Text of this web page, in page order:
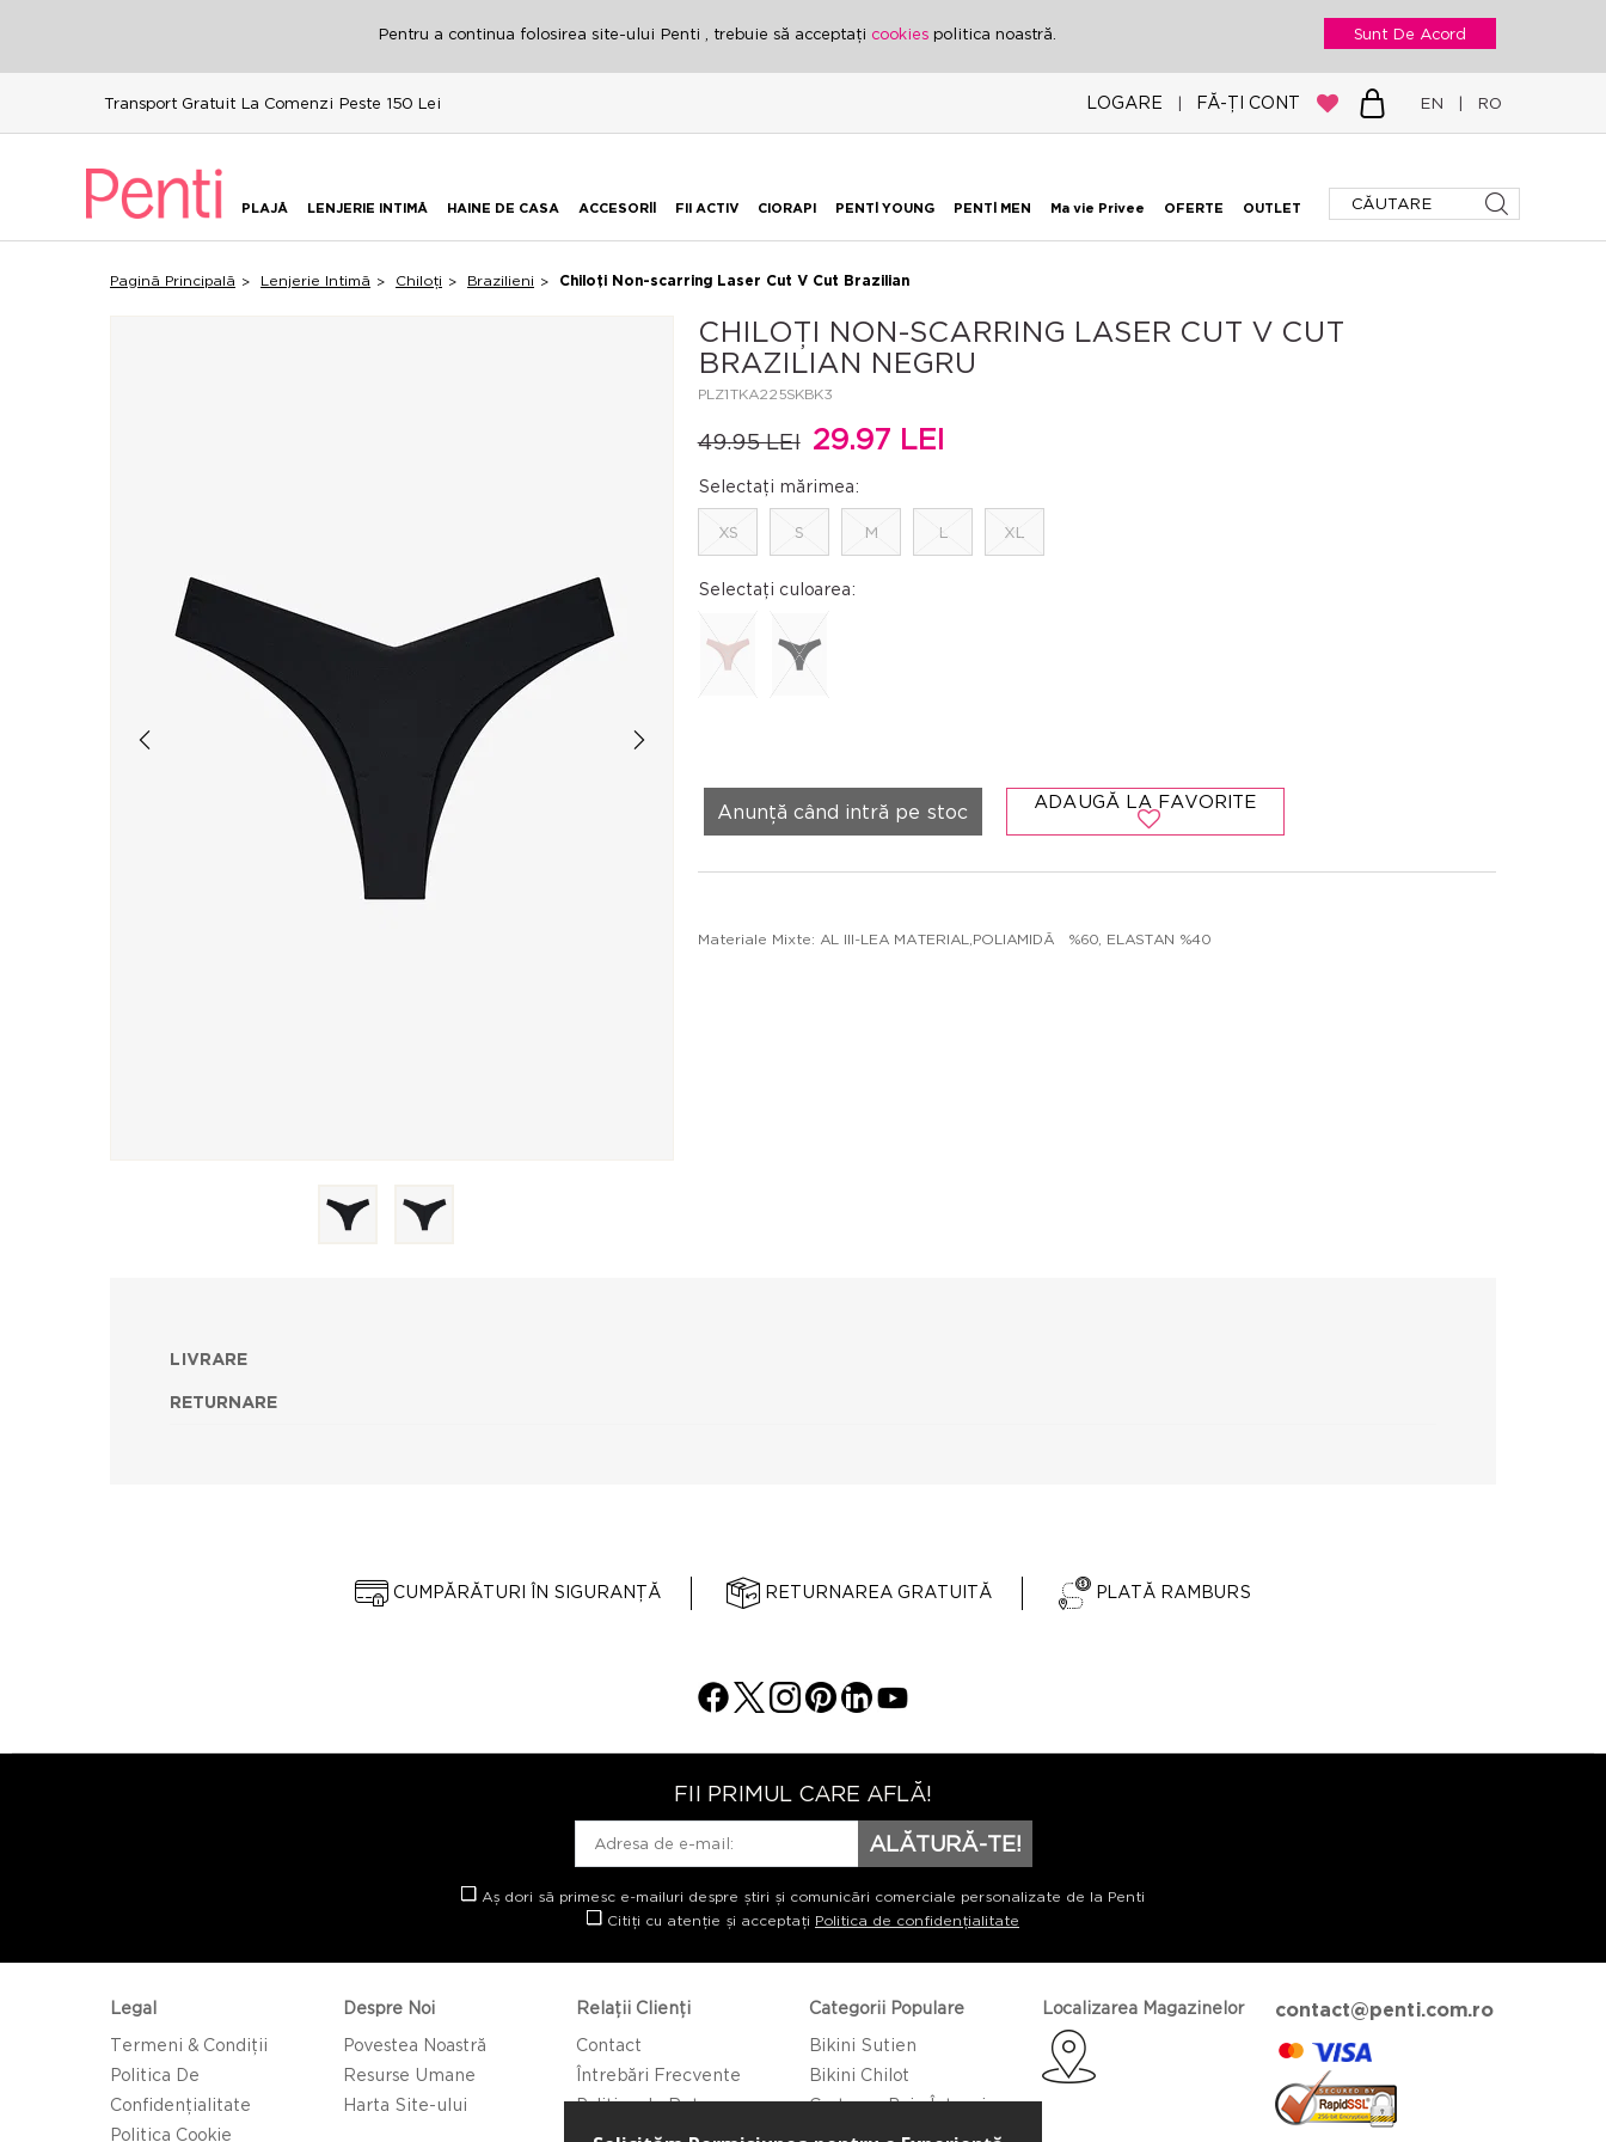
Pentru a continua folosirea site-ului Penti , trebuie să acceptați cookies politica noastră. Sunt De Acord
Transport Gratuit La Comenzi Peste 150 Lei LOGARE | FĂ-ȚI CONT EN | RO
PLAJĂ LENJERIE INTIMĂ HAINE DE CASA ACCESORİİ FII ACTIV CIORAPI PENTİ YOUNG PENTİ MEN Ma vie Privee OFERTE OUTLET
Pagină Principală Lenjerie Intimă Chiloți Brazilieni Chiloți Non-scarring Laser Cut V Cut Brazilian
CHILOȚI NON-SCARRING LASER CUT V CUT
BRAZILIAN NEGRU
PLZ1TKA225SKBK3
49.95 LEI 29.97 LEI
Selectați mărimea:
XS S M L XL
Selectați culoarea:
Anunță când intră pe stoc ADAUGĂ LA FAVORITE
Materiale Mixte: AL III-LEA MATERIAL,POLIAMIDĂ %60, ELASTAN %40
LIVRARE
RETURNARE
CUMPĂRĂTURI ÎN SIGURANȚĂ RETURNAREA GRATUITĂ PLATĂ RAMBURS
FII PRIMUL CARE AFLĂ!
ALĂTURĂ-TE!
Aș dori să primesc e-mailuri despre știri și comunicări comerciale personalizate de la Penti
Citiți cu atenție și acceptați Politica de confidențialitate
Legal
Termeni & Condiții
Politica De
Confidențialitate
Politica Cookie
Despre Noi
Povestea Noastră
Resurse Umane
Harta Site-ului
Relații Clienți
Contact
Întrebări Frecvente
Politica de Returnare
Categorii Populare
Bikini Sutien
Bikini Chilot
Costume Baie Întregi
Caftan/Pareo
Localizarea Magazinelor contact@penti.com.ro